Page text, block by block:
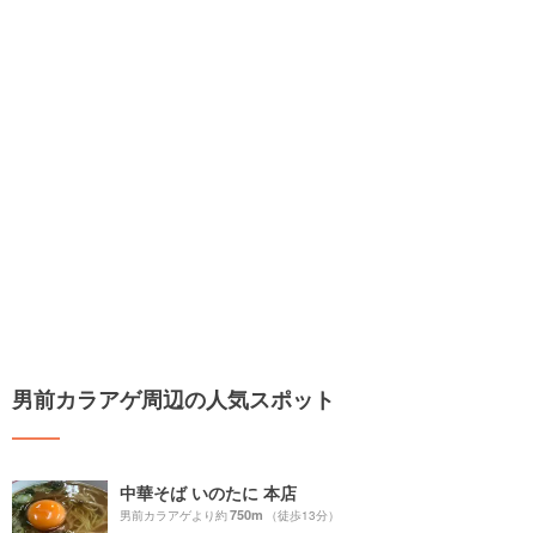
男前カラアゲ周辺の人気スポット
中華そば いのたに 本店
男前カラアゲより約750m （徒歩13分）